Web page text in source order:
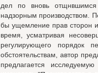
дел по вновь
надзорным производством.
бы ущемление прав сторон
время, усматривая
регулирующего порядок
обстоятельствам, автор
предлагается